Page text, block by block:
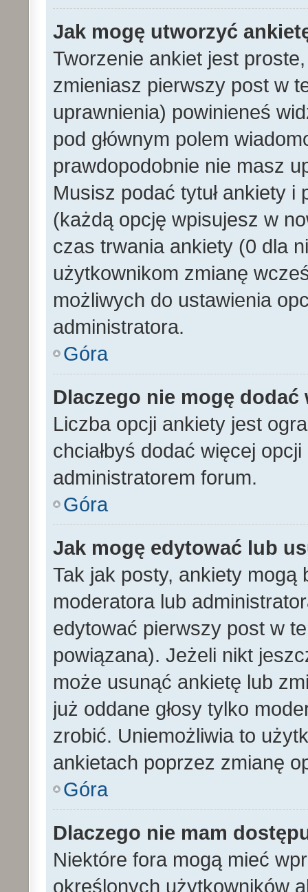
Jak mogę utworzyć
Tworzenie ankiet jest
zmieniasz pierwszy post w
uprawnienia) powinieneś
pod głównym polem
prawdopodobnie nie masz
Musisz podać tytuł ankiety
(każdą opcję wpisujesz w
czas trwania ankiety (0 dla
użytkownikom zmianę
możliwych do ustawienia
administratora.
Góra
Dlaczego nie mogę
Liczba opcji ankiety jest
chciałbyś dodać więcej
administratorem forum.
Góra
Jak mogę edytować lub
Tak jak posty, ankiety
moderatora lub
edytować pierwszy post w
powiązana). Jeżeli nikt
może usunąć ankietę lub
już oddane głosy tylko
zrobić. Uniemożliwia to
ankietach poprzez zmianę
Góra
Dlaczego nie mam
Niektóre fora mogą mieć
określonych użytkowników